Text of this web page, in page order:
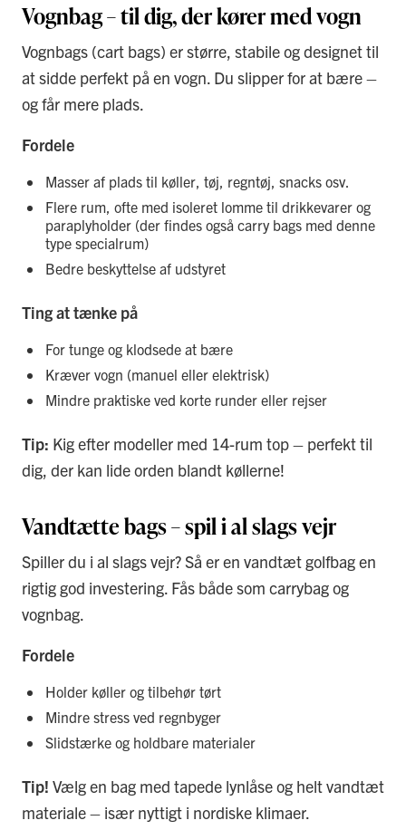
Vognbag – til dig, der kører med vogn
Vognbags (cart bags) er større, stabile og designet til
at sidde perfekt på en vogn. Du slipper for at bære –
og får mere plads.
Fordele
Masser af plads til køller, tøj, regntøj, snacks osv.
Flere rum, ofte med isoleret lomme til drikkevarer og
paraplyholder (der findes også carry bags med denne
type specialrum)
Bedre beskyttelse af udstyret
Ting at tænke på
For tunge og klodsede at bære
Kræver vogn (manuel eller elektrisk)
Mindre praktiske ved korte runder eller rejser
Tip: Kig efter modeller med 14-rum top – perfekt til
dig, der kan lide orden blandt køllerne!
Vandtætte bags – spil i al slags vejr
Spiller du i al slags vejr? Så er en vandtæt golfbag en
rigtig god investering. Fås både som carrybag og
vognbag.
Fordele
Holder køller og tilbehør tørt
Mindre stress ved regnbyger
Slidstærke og holdbare materialer
Tip! Vælg en bag med tapede lynlåse og helt vandtæt
materiale – især nyttigt i nordiske klimaer.